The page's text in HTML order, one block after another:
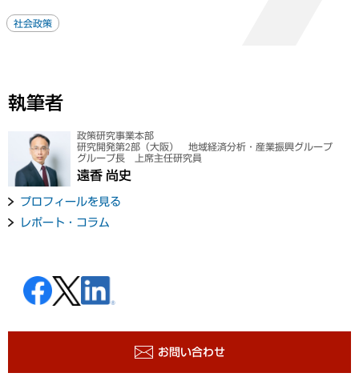
社会政策
執筆者
政策研究事業本部
研究開発第2部（大阪） 地域経済分析・産業振興グループ
グループ長 上席主任研究員
遠香 尚史
プロフィールを見る
レポート・コラム
お問い合わせ